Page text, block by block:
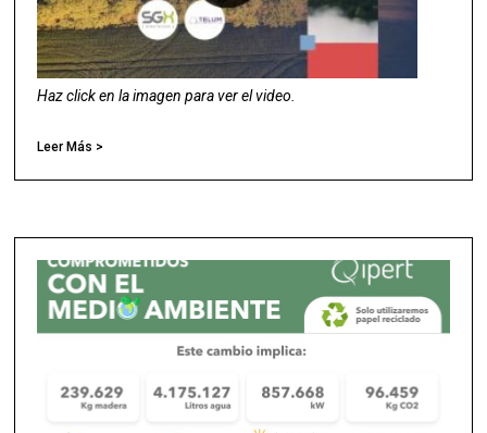
Haz click en la imagen para ver el video.
Leer Más >